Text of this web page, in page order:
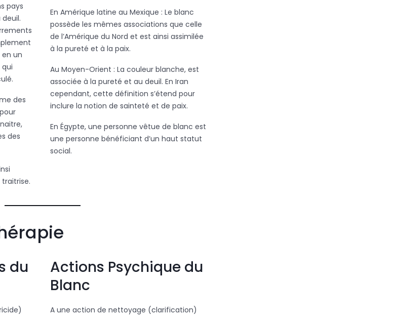
pays
un
des
des
En Amérique latine au Mexique : Le blanc
possède les mêmes associations que celle
de l’Amérique du Nord et est ainsi assimilée
à la pureté et à la paix.
Au Moyen-Orient : La couleur blanche, est
associée à la pureté et au deuil. En Iran
cependant, cette définition s’étend pour
inclure la notion de sainteté et de paix.
En Égypte, une personne vêtue de blanc est
une personne bénéficiant d’un haut statut
social.
du
Actions Psychique du
Blanc
A une action de nettoyage (clarification)